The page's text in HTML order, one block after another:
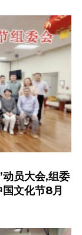
员大会,组委
文化节8月